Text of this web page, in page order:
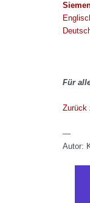
Für
Zurück
—
Autor: